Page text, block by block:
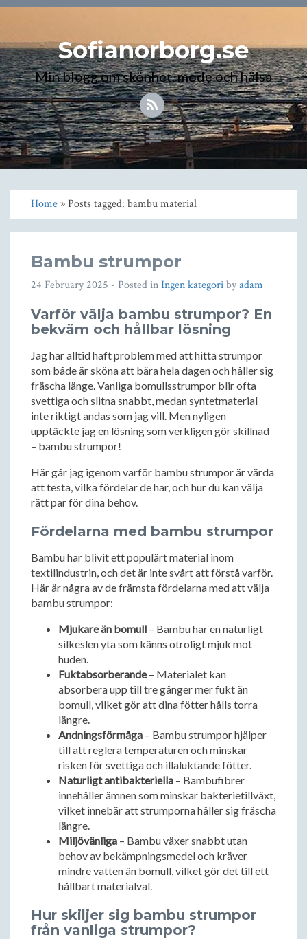
Sofianorborg.se
Min blogg om skönhet, mode och hälsa
Toggle
navigation
Home» Posts tagged: bambu material
Bambu strumpor
24 February 2025 - Posted inIngen kategoribyadam
Varför välja bambu strumpor? En
bekväm och hållbar lösning
Jag har alltid haft problem med att hitta strumpor
som både är sköna att bära hela dagen och håller sig
fräscha länge. Vanliga bomullsstrumpor blir ofta
svettiga och slitna snabbt, medan syntetmaterial
inte riktigt andas som jag vill. Men nyligen
upptäckte jag en lösning som verkligen gör skillnad
– bambu strumpor!
Här går jag igenom varför bambu strumpor är värda
att testa, vilka fördelar de har, och hur du kan välja
rätt par för dina behov.
Fördelarna med bambu strumpor
Bambu har blivit ett populärt material inom
textilindustrin, och det är inte svårt att förstå varför.
Här är några av de främsta fördelarna med att välja
bambu strumpor:
Mjukare än bomull – Bambu har en naturligt
silkeslen yta som känns otroligt mjuk mot
huden.
Fuktabsorberande– Materialet kan
absorbera upp till tre gånger mer fukt än
bomull, vilket gör att dina fötter hålls torra
längre.
Andningsförmåga – Bambu strumpor hjälper
till att reglera temperaturen och minskar
risken för svettiga och illaluktande fötter.
Naturligt antibakteriella – Bambufibrer
innehåller ämnen som minskar bakterietillväxt,
vilket innebär att strumporna håller sig fräscha
längre.
Miljövänliga – Bambu växer snabbt utan
behov av bekämpningsmedel och kräver
mindre vatten än bomull, vilket gör det till ett
hållbart materialval.
Hur skiljer sig bambu strumpor
från vanliga strumpor?